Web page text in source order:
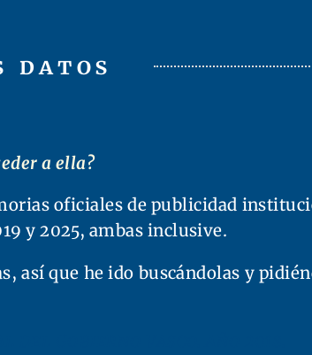
datos
a ella?
oficiales de publicidad
y 2025, ambas inclusive.
así que he ido buscándolas y